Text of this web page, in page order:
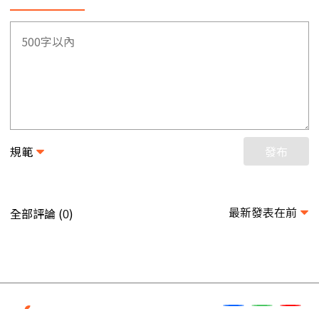
規範 發布
全部評論 (0) 最新發表在前